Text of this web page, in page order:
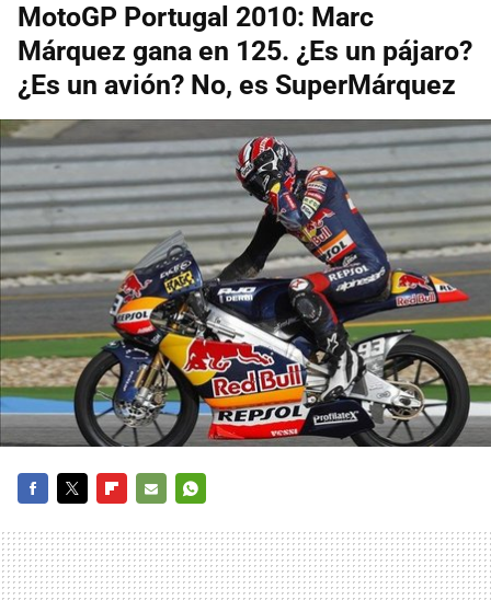
MotoGP Portugal 2010: Marc
Márquez gana en 125. ¿Es un pájaro?
¿Es un avión? No, es SuperMárquez
MAIL